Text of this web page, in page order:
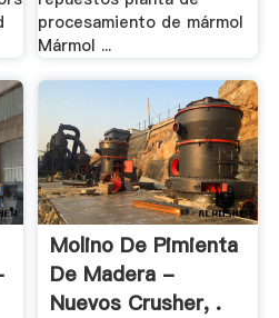
procesamiento de mármol
Mármol ...
Molino De Pimienta
De Madera -
Nuevos Crusher, .